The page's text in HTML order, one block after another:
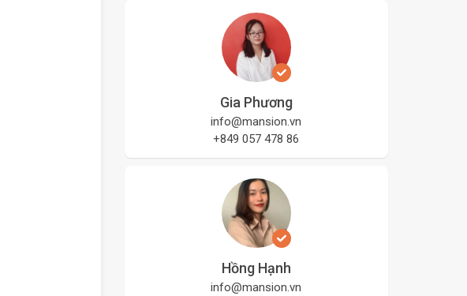
Gia Phương
info@mansion.vn
+849 057 478 86
Hồng Hạnh
info@mansion.vn